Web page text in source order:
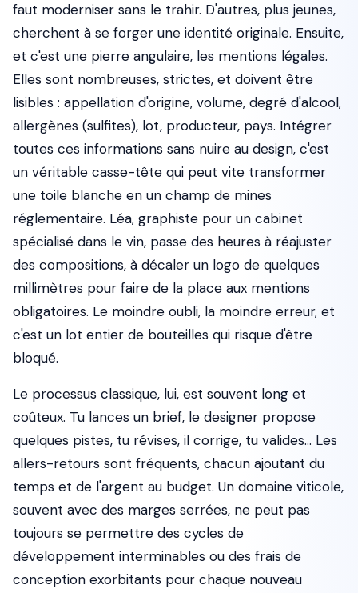
faut moderniser sans le trahir. D'autres, plus jeunes,
cherchent à se forger une identité originale. Ensuite,
et c'est une pierre angulaire, les mentions légales.
Elles sont nombreuses, strictes, et doivent être
lisibles : appellation d'origine, volume, degré d'alcool,
allergènes (sulfites), lot, producteur, pays. Intégrer
toutes ces informations sans nuire au design, c'est
un véritable casse-tête qui peut vite transformer
une toile blanche en un champ de mines
réglementaire. Léa, graphiste pour un cabinet
spécialisé dans le vin, passe des heures à réajuster
des compositions, à décaler un logo de quelques
millimètres pour faire de la place aux mentions
obligatoires. Le moindre oubli, la moindre erreur, et
c'est un lot entier de bouteilles qui risque d'être
bloqué.
Le processus classique, lui, est souvent long et
coûteux. Tu lances un brief, le designer propose
quelques pistes, tu révises, il corrige, tu valides... Les
allers-retours sont fréquents, chacun ajoutant du
temps et de l'argent au budget. Un domaine viticole,
souvent avec des marges serrées, ne peut pas
toujours se permettre des cycles de
développement interminables ou des frais de
conception exorbitants pour chaque nouveau